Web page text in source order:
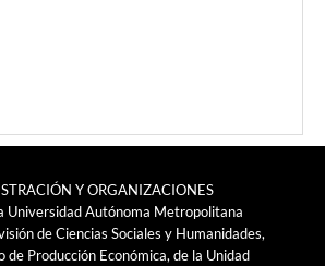
Y ORGANIZACIONES
Universidad Autónoma Metropolitana
de Ciencias Sociales y Humanidades,
de Producción Económica, de la Unidad